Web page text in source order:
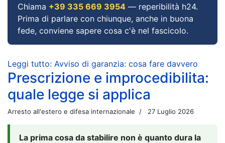
Chiama +39 335 669 3954 — reperibilità h24.
Prima di parlare con chiunque, anche in buona
fede, conviene sapere cosa c'è nel fascicolo.
Leggi tutto: Avviso di garanzia: cosa fare davvero
Prescrizione e improcedibilita:
quale legge si applica
Arresto all'estero e difesa internazionale 27 Luglio 2026
La prima cosa da stabilire non è quanto dura la